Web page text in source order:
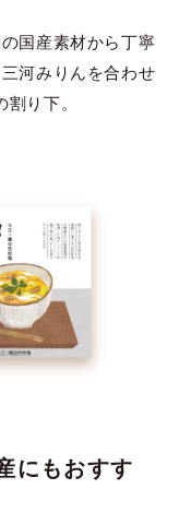
国産素材から丁寧
河みりんを合わせ
り下。
にもおすす